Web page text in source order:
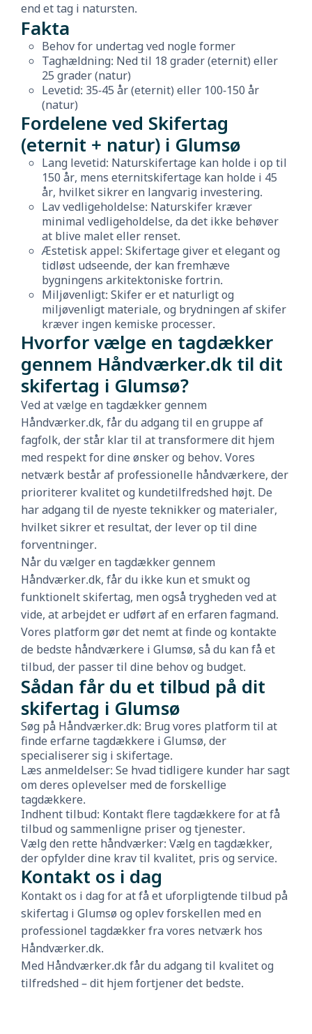
end et tag i natursten.
Fakta
Behov for undertag ved nogle former
Taghældning: Ned til 18 grader (eternit) eller
25 grader (natur)
Levetid: 35-45 år (eternit) eller 100-150 år
(natur)
Fordelene ved Skifertag
(eternit + natur) i Glumsø
Lang levetid: Naturskifertage kan holde i op til
150 år, mens eternitskifertage kan holde i 45
år, hvilket sikrer en langvarig investering.
Lav vedligeholdelse: Naturskifer kræver
minimal vedligeholdelse, da det ikke behøver
at blive malet eller renset.
Æstetisk appel: Skifertage giver et elegant og
tidløst udseende, der kan fremhæve
bygningens arkitektoniske fortrin.
Miljøvenligt: Skifer er et naturligt og
miljøvenligt materiale, og brydningen af skifer
kræver ingen kemiske processer.
Hvorfor vælge en tagdækker
gennem Håndværker.dk til dit
skifertag i Glumsø?
Ved at vælge en tagdækker gennem
Håndværker.dk, får du adgang til en gruppe af
fagfolk, der står klar til at transformere dit hjem
med respekt for dine ønsker og behov. Vores
netværk består af professionelle håndværkere, der
prioriterer kvalitet og kundetilfredshed højt. De
har adgang til de nyeste teknikker og materialer,
hvilket sikrer et resultat, der lever op til dine
forventninger.
Når du vælger en tagdækker gennem
Håndværker.dk, får du ikke kun et smukt og
funktionelt skifertag, men også trygheden ved at
vide, at arbejdet er udført af en erfaren fagmand.
Vores platform gør det nemt at finde og kontakte
de bedste håndværkere i Glumsø, så du kan få et
tilbud, der passer til dine behov og budget.
Sådan får du et tilbud på dit
skifertag i Glumsø
Søg på Håndværker.dk: Brug vores platform til at
finde erfarne tagdækkere i Glumsø, der
specialiserer sig i skifertage.
Læs anmeldelser: Se hvad tidligere kunder har sagt
om deres oplevelser med de forskellige
tagdækkere.
Indhent tilbud: Kontakt flere tagdækkere for at få
tilbud og sammenligne priser og tjenester.
Vælg den rette håndværker: Vælg en tagdækker,
der opfylder dine krav til kvalitet, pris og service.
Kontakt os i dag
Kontakt os i dag for at få et uforpligtende tilbud på
skifertag i Glumsø og oplev forskellen med en
professionel tagdækker fra vores netværk hos
Håndværker.dk.
Med Håndværker.dk får du adgang til kvalitet og
tilfredshed – dit hjem fortjener det bedste.